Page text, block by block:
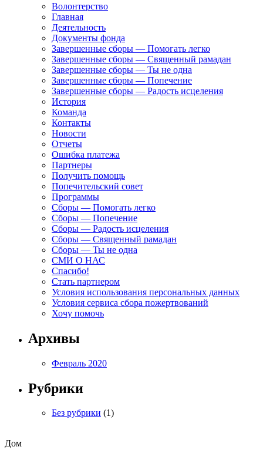
Волонтерство
Главная
Деятельность
Документы фонда
Завершенные сборы — Помогать легко
Завершенные сборы — Священный рамадан
Завершенные сборы — Ты не одна
Завершенные сборы — Попечение
Завершенные сборы — Радость исцеления
История
Команда
Контакты
Новости
Отчеты
Ошибка платежа
Партнеры
Получить помощь
Попечительский совет
Программы
Сборы — Помогать легко
Сборы — Попечение
Сборы — Радость исцеления
Сборы — Священный рамадан
Сборы — Ты не одна
СМИ О НАС
Спасибо!
Стать партнером
Условия использования персональных данных
Условия сервиса сбора пожертвований
Хочу помочь
Архивы
Февраль 2020
Рубрики
Без рубрики (1)
Дом